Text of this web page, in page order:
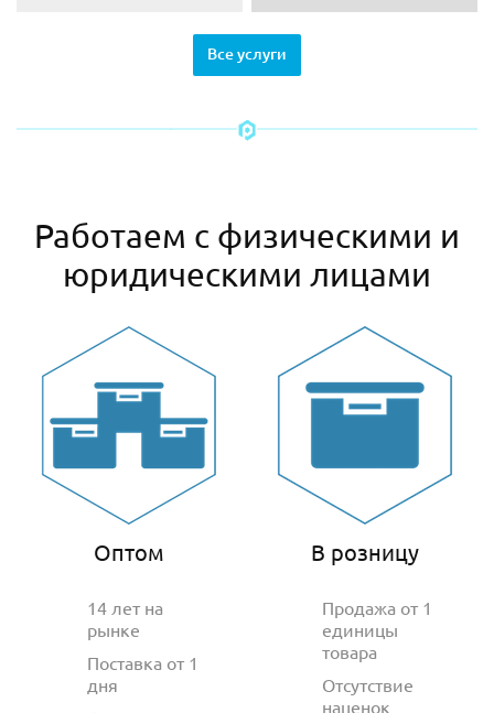
Все услуги
Работаем с физическими и
юридическими лицами
Оптом
14 лет на
рынке
Поставка от 1
дня
В розницу
Продажа от 1
единицы
товара
Отсутствие
наценок